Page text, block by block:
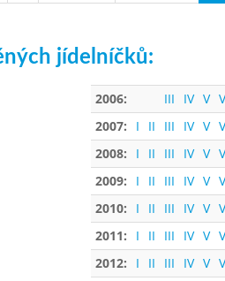
jídelníčků:
2006: III IV V
2007:
I II III IV V
2008:
I II III IV V
2009:
I II III IV V
2010:
I II III IV V
2011:
I II III IV V
2012:
I II III IV V